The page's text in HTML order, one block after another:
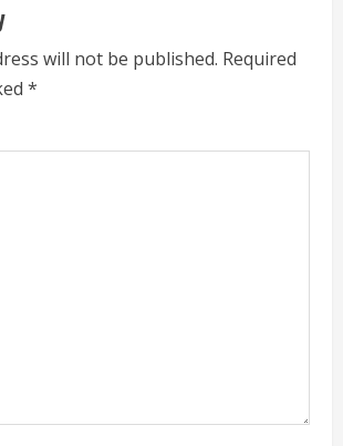
will not be published. Required
*